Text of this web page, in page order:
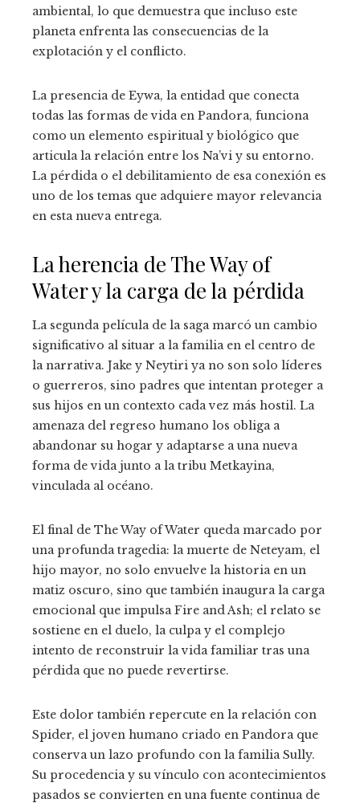
ambiental, lo que demuestra que incluso este
planeta enfrenta las consecuencias de la
explotación y el conflicto.
La presencia de Eywa, la entidad que conecta
todas las formas de vida en Pandora, funciona
como un elemento espiritual y biológico que
articula la relación entre los Na’vi y su entorno.
La pérdida o el debilitamiento de esa conexión es
uno de los temas que adquiere mayor relevancia
en esta nueva entrega.
La herencia de The Way of
Water y la carga de la pérdida
La segunda película de la saga marcó un cambio
significativo al situar a la familia en el centro de
la narrativa. Jake y Neytiri ya no son solo líderes
o guerreros, sino padres que intentan proteger a
sus hijos en un contexto cada vez más hostil. La
amenaza del regreso humano los obliga a
abandonar su hogar y adaptarse a una nueva
forma de vida junto a la tribu Metkayina,
vinculada al océano.
El final de The Way of Water queda marcado por
una profunda tragedia: la muerte de Neteyam, el
hijo mayor, no solo envuelve la historia en un
matiz oscuro, sino que también inaugura la carga
emocional que impulsa Fire and Ash; el relato se
sostiene en el duelo, la culpa y el complejo
intento de reconstruir la vida familiar tras una
pérdida que no puede revertirse.
Este dolor también repercute en la relación con
Spider, el joven humano criado en Pandora que
conserva un lazo profundo con la familia Sully.
Su procedencia y su vínculo con acontecimientos
pasados se convierten en una fuente continua de